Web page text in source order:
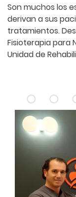
Son muchos los
derivan a sus
tratamientos.
Fisioterapia para
Unidad de